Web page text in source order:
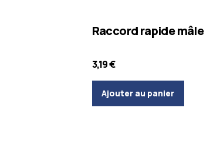
Raccord rapide mâle
3,19€
Ajouter au panier